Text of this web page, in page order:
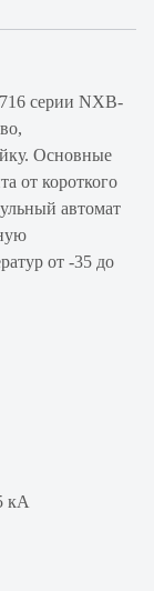
серии NXB-
Основные
от короткого
автомат
от -35 до
кА